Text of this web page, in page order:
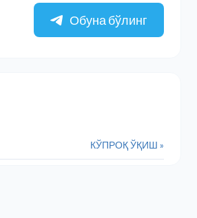
Обуна бўлинг
КЎПРОҚ ЎҚИШ »